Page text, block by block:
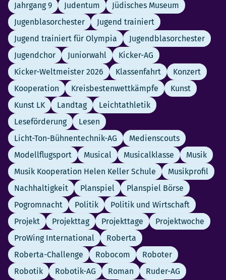
Jahrgang 9
Judentum
Jüdisches Museum
Jugenblasorchester
Jugend trainiert
Jugend trainiert für Olympia
Jugendblasorchester
Jugendchor
Juniorwahl
Kicker-AG
Kicker-Weltmeister 2026
Klassenfahrt
Konzert
Kooperation
Kreisbestenwettkämpfe
Kunst
Kunst LK
Landtag
Leichtathletik
Leseförderung
Lesen
Licht-Ton-Bühnentechnik-AG
Medienscouts
Modellflugsport
Musical Musicalklasse
Musik
Musik Kooperation Helen Keller Schule
Musikprofil
Nachhaltigkeit
Planspiel
Planspiel Börse
Pogromnacht
Politik
Politik und Wirtschaft
Projekt
Projekttag Projekttage
Projektwoche
ProWing International
Roberta
Roberta-Challenge
Robocom
Roboter
Robotik
Robotik-AG Roman
Ruder-AG